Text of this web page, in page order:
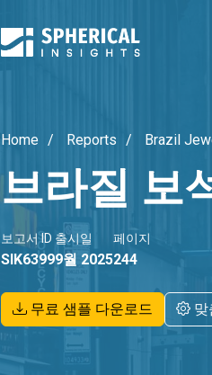
Home Reports Brazil
브라질 보
보고서 ID
SIK6399
출시일
9월 2025
페이지
244
무료 샘플 다운로드 맞